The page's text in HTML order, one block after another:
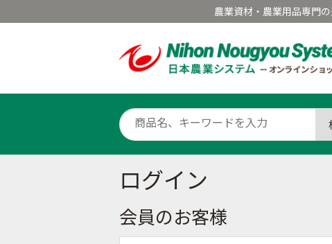
農業資材・農業用品専門
ログイン
会員のお客様